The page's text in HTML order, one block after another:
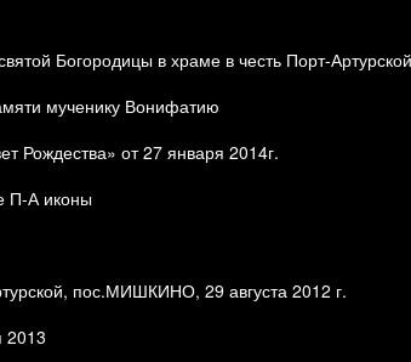
Богородицы в храме в честь Порт-
мученику Вонифатию
Рождества» от 27 января 2014г.
П-А иконы
пос.МИШКИНО, 29 августа 2012 г.